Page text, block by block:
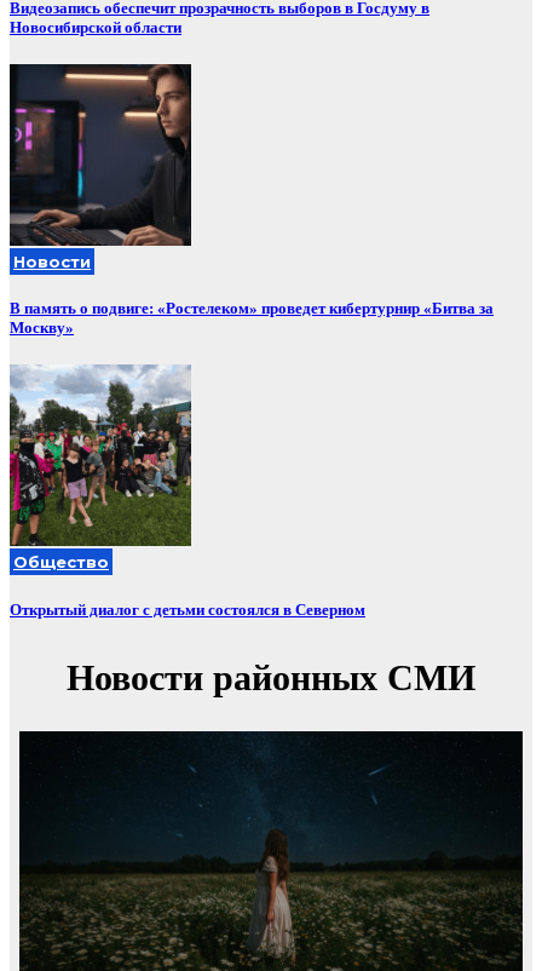
Видеозапись обеспечит прозрачность выборов в Госдуму в
Новосибирской области
Новости
В память о подвиге: «Ростелеком» проведет кибертурнир «Битва за
Москву»
Общество
Открытый диалог с детьми состоялся в Северном